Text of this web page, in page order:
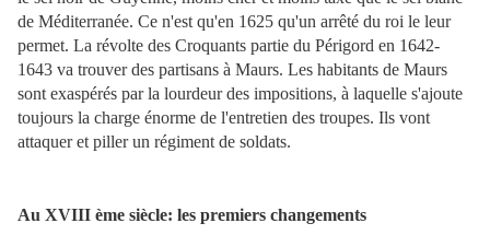
de Méditerranée. Ce n'est qu'en 1625 qu'un arrêté du roi le leur
permet. La révolte des Croquants partie du Périgord en 1642-
1643 va trouver des partisans à Maurs. Les habitants de Maurs
sont exaspérés par la lourdeur des impositions, à laquelle s'ajoute
toujours la charge énorme de l'entretien des troupes. Ils vont
attaquer et piller un régiment de soldats.
Au XVIII ème siècle: les premiers changements